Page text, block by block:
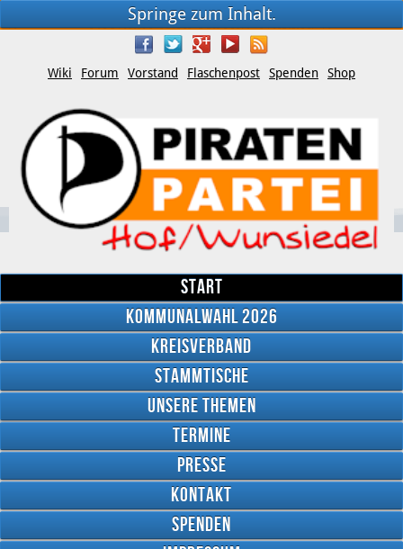
Springe zum Inhalt.
Twitter
Google
Plus
YouTube
Wiki Forum Vorstand Flaschenpost Spenden Shop
Start
Kommunalwahl 2026
Kreisverband
Stammtische
Unsere Themen
Termine
Presse
Kontakt
Spenden